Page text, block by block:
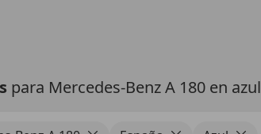
para Mercedes-Benz A 180 en azul